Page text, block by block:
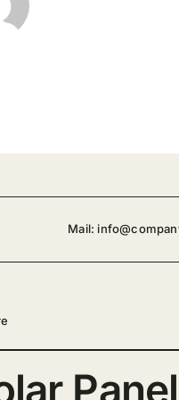
Mail: